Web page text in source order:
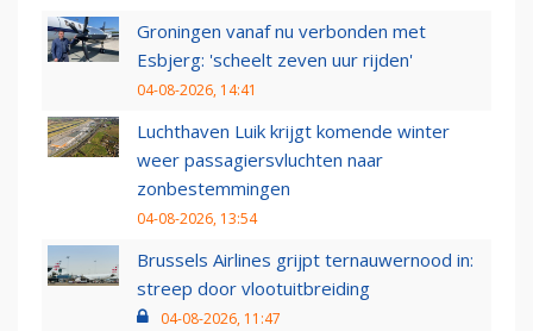
Groningen vanaf nu verbonden met
Esbjerg: 'scheelt zeven uur rijden'
04-08-2026, 14:41
Luchthaven Luik krijgt komende winter
weer passagiersvluchten naar
zonbestemmingen
04-08-2026, 13:54
Brussels Airlines grijpt ternauwernood in:
streep door vlootuitbreiding
04-08-2026, 11:47